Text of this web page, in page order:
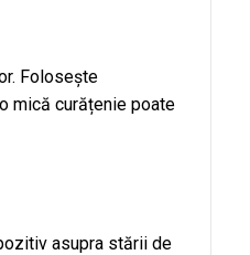
Folosește
mică curățenie poate
asupra stării de